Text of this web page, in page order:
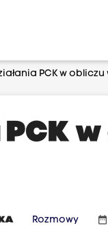
PCK w
PCK
Rozmowy date_range